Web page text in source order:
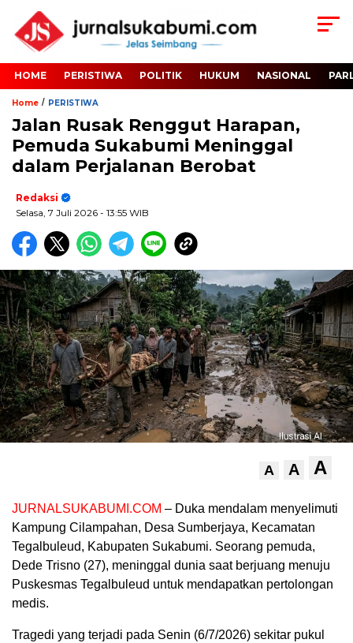
HOME PERISTIWA POLITIK HUKUM NASIONAL
Home / PERISTIWA
Jalan Rusak Renggut Harapan,
Pemuda Sukabumi Meninggal
dalam Perjalanan Berobat
Redaksi
Selasa, 7 Juli 2026 - 13:55 WIB
A A A
JURNALSUKABUMI.COM – Duka mendalam menyelimuti
Kampung Cilampahan, Desa Sumberjaya, Kecamatan
Tegalbuleud, Kabupaten Sukabumi. Seorang pemuda,
Dede Trisno (27), meninggal dunia saat berjuang menuju
Puskesmas Tegalbuleud untuk mendapatkan pertolongan
medis.
Tragedi yang terjadi pada Senin (6/7/2026) sekitar pukul